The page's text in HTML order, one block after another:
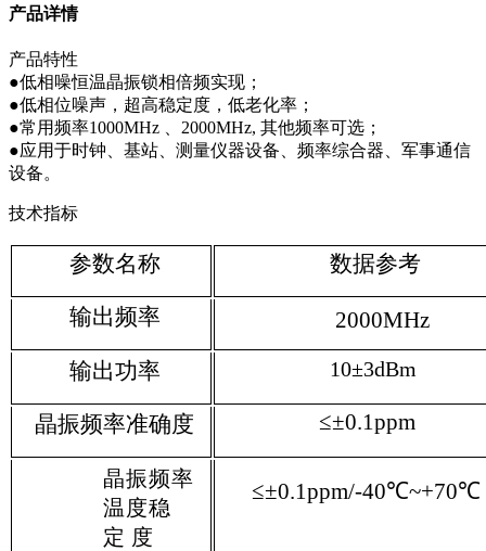
产品详情
产品特性
●低相噪恒温晶振锁相倍频实现；
●低相位噪声，超高稳定度，低老化率；
●常用频率1000MHz 、2000MHz, 其他频率可选；
●应用于时钟、基站、测量仪器设备、频率综合器、军事通信
设备。
技术指标
参数名称 数据参考
输出频率
2000MHz
输出功率
10±3dBm
晶振频率准确度 ≤±0.1ppm
晶振频率
温度稳
定 度
≤±0.1ppm/-40℃~+70℃